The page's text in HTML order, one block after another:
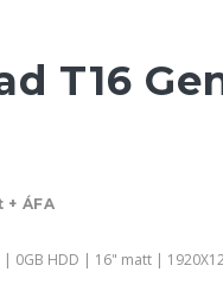
T16
+ ÁFA
| 0GB HDD | 16" matt |